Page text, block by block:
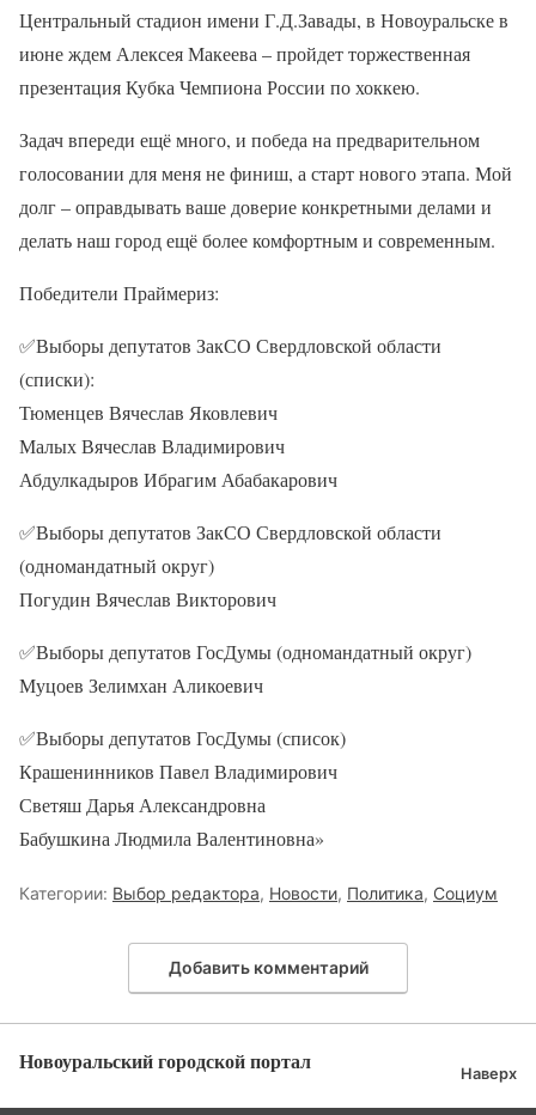
Центральный стадион имени Г.Д.Завады, в Новоуральске в
июне ждем Алексея Макеева – пройдет торжественная
презентация Кубка Чемпиона России по хоккею.
Задач впереди ещё много, и победа на предварительном
голосовании для меня не финиш, а старт нового этапа. Мой
долг – оправдывать ваше доверие конкретными делами и
делать наш город ещё более комфортным и современным.
Победители Праймериз:
✅Выборы депутатов ЗакСО Свердловской области
(списки):
Тюменцев Вячеслав Яковлевич
Малых Вячеслав Владимирович
Абдулкадыров Ибрагим Абабакарович
✅Выборы депутатов ЗакСО Свердловской области
(одномандатный округ)
Погудин Вячеслав Викторович
✅Выборы депутатов ГосДумы (одномандатный округ)
Муцоев Зелимхан Аликоевич
✅Выборы депутатов ГосДумы (список)
Крашенинников Павел Владимирович
Светяш Дарья Александровна
Бабушкина Людмила Валентиновна»
Категории: Выбор редактора, Новости, Политика, Социум
Добавить комментарий
Новоуральский городской портал Наверх